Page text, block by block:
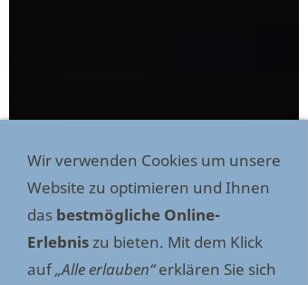
Wir verwenden Cookies um unsere
Website zu optimieren und Ihnen
das bestmögliche Online-
Erlebniszu bieten. Mit dem Klick
auf„Alle erlauben“erklären Sie sich